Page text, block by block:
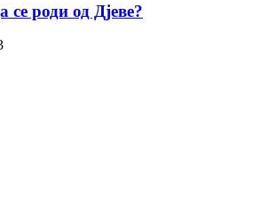
роди од Дјеве?